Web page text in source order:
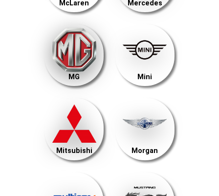
McLaren Mercedes
MG Mini
Mitsubishi Morgan